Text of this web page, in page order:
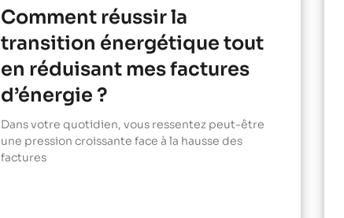
Comment réussir la
transition énergétique tout
en réduisant mes factures
d’énergie ?
Dans votre quotidien, vous ressentez peut-être
une pression croissante face à la hausse des
factures